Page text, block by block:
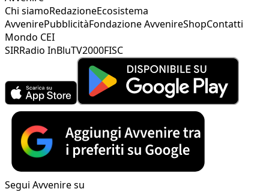
Chi siamoRedazioneEcosistema
AvvenirePubblicitàFondazione AvvenireShopContatti
Mondo CEI
SIRRadio InBluTV2000FISC
Segui Avvenire su